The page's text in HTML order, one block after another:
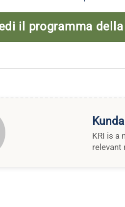
il programma della
KRI is a
relevant